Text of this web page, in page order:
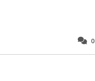
0